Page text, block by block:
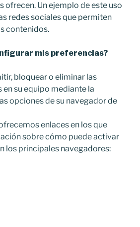
ofrecen. Un ejemplo de este uso
redes sociales que permiten
contenidos.
mis preferencias?
bloquear o eliminar las
su equipo mediante la
opciones de su navegador de
enlaces en los que
sobre cómo puede activar
los principales navegadores: